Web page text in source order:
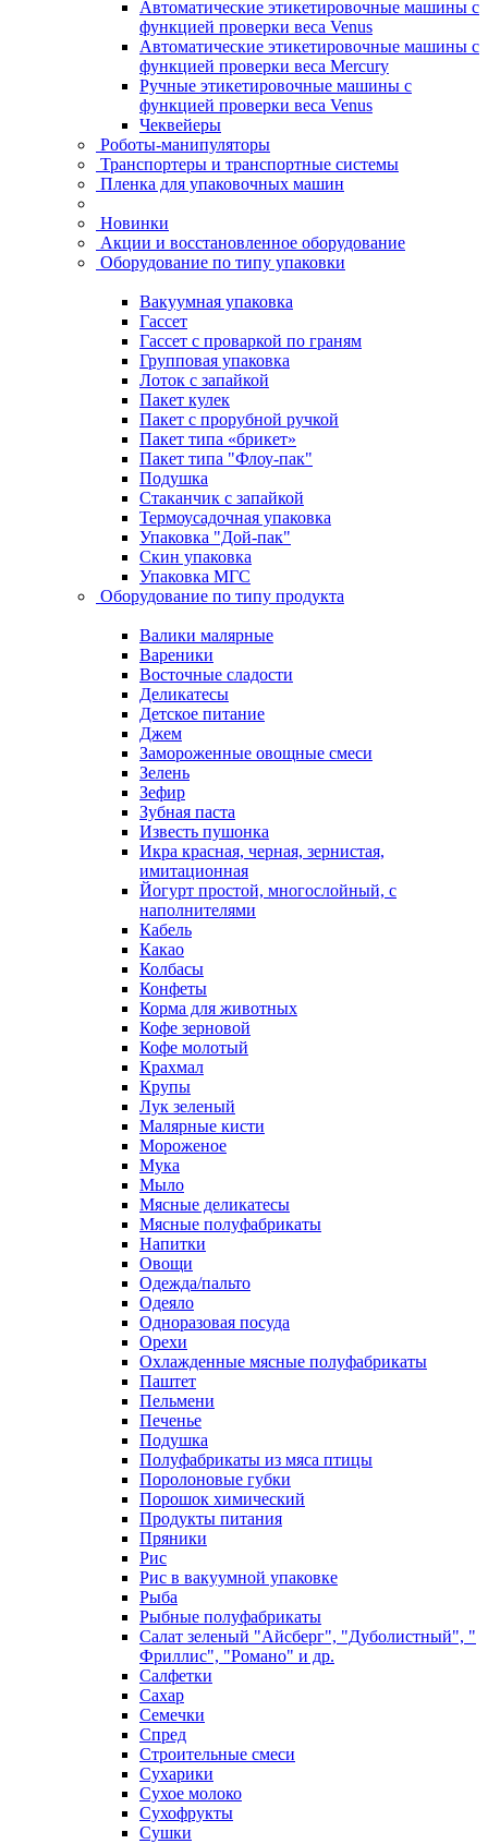
Автоматические этикетировочные машины с
функцией проверки веса Venus
Автоматические этикетировочные машины с
функцией проверки веса Mercury
Ручные этикетировочные машины с
функцией проверки веса Venus
Чеквейеры
Роботы-манипуляторы
Транспортеры и транспортные системы
Пленка для упаковочных машин
Новинки
Акции и восстановленное оборудование
Оборудование по типу упаковки
Вакуумная упаковка
Гассет
Гассет с проваркой по граням
Групповая упаковка
Лоток с запайкой
Пакет кулек
Пакет с прорубной ручкой
Пакет типа «брикет»
Пакет типа "Флоу-пак"
Подушка
Стаканчик с запайкой
Термоусадочная упаковка
Упаковка "Дой-пак"
Скин упаковка
Упаковка МГС
Оборудование по типу продукта
Валики малярные
Вареники
Восточные сладости
Деликатесы
Детское питание
Джем
Замороженные овощные смеси
Зелень
Зефир
Зубная паста
Известь пушонка
Икра красная, черная, зернистая,
имитационная
Йогурт простой, многослойный, с
наполнителями
Кабель
Какао
Колбасы
Конфеты
Корма для животных
Кофе зерновой
Кофе молотый
Крахмал
Крупы
Лук зеленый
Малярные кисти
Мороженое
Мука
Мыло
Мясные деликатесы
Мясные полуфабрикаты
Напитки
Овощи
Одежда/пальто
Одеяло
Одноразовая посуда
Орехи
Охлажденные мясные полуфабрикаты
Паштет
Пельмени
Печенье
Подушка
Полуфабрикаты из мяса птицы
Поролоновые губки
Порошок химический
Продукты питания
Пряники
Рис
Рис в вакуумной упаковке
Рыба
Рыбные полуфабрикаты
Салат зеленый "Айсберг", "Дуболистный", "
Фриллис", "Романо" и др.
Салфетки
Сахар
Семечки
Спред
Строительные смеси
Сухарики
Сухое молоко
Сухофрукты
Сушки